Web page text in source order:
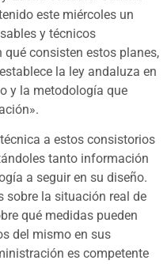
este miércoles un
y técnicos
consisten estos planes,
la ley andaluza en
y la metodología que
a estos consistorios
tanto información
a seguir en su diseño.
sobre la situación real de
qué medidas pueden
del mismo en sus
es competente